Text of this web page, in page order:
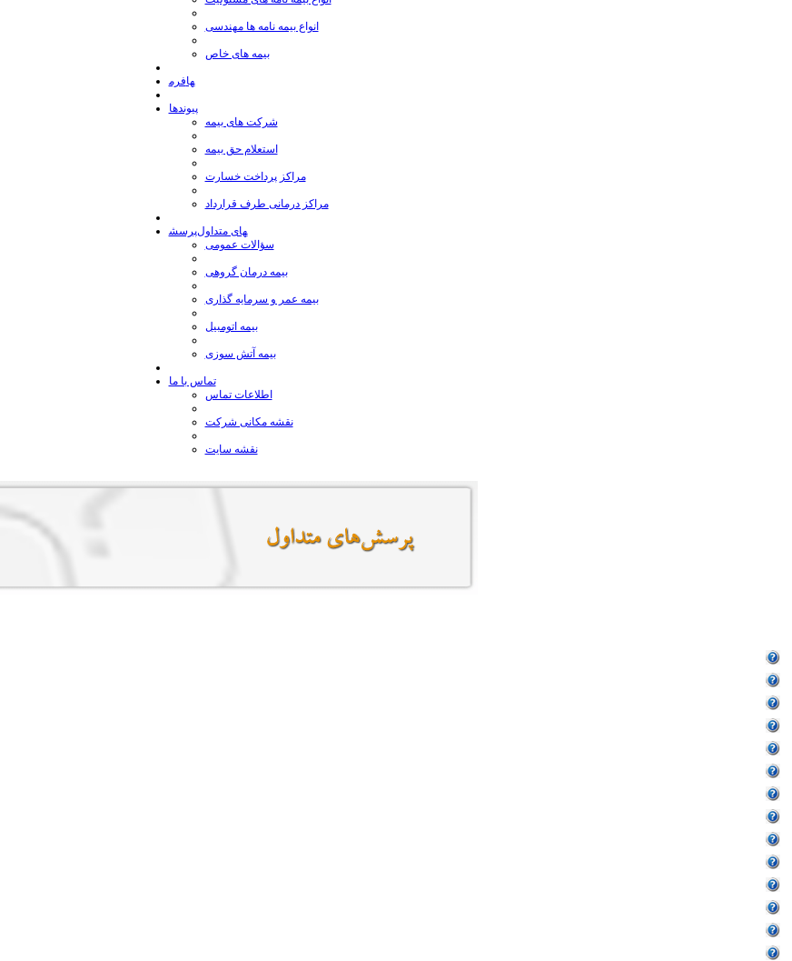
انواع بیمه نامه ها مهندسی
بیمه های خاص
فرم‎ها
پیوندها
شركت های بیمه
استعلام حق بیمه
مراكز پرداخت خسارت
مراكز درمانی طرف قرارداد
پرسش‎های متداول
سؤالات عمومی
بيمه درمان گروهی
بیمه عمر و سرمايه گذاری
بيمه اتومبيل
بيمه آتش سوزی
تماس با ما
اطلاعات تماس
نقشه مكانی شركت
نقشه سایت